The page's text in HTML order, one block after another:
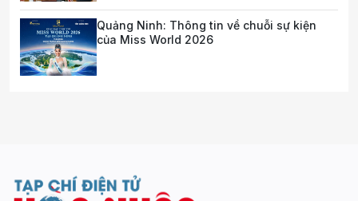
Quảng Ninh: Thông tin về chuỗi sự kiện
của Miss World 2026